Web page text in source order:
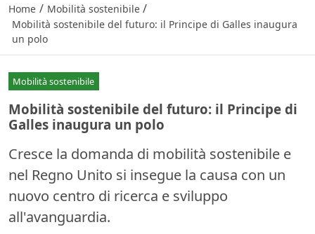
Home / Mobilità sostenibile /
Mobilità sostenibile del futuro: il Principe di Galles inaugura
un polo
Mobilità sostenibile
Mobilità sostenibile del futuro: il Principe di
Galles inaugura un polo
Cresce la domanda di mobilità sostenibile e
nel Regno Unito si insegue la causa con un
nuovo centro di ricerca e sviluppo
all'avanguardia.